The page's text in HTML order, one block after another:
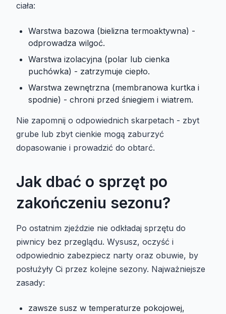
ciała:
Warstwa bazowa (bielizna termoaktywna) -
odprowadza wilgoć.
Warstwa izolacyjna (polar lub cienka
puchówka) - zatrzymuje ciepło.
Warstwa zewnętrzna (membranowa kurtka i
spodnie) - chroni przed śniegiem i wiatrem.
Nie zapomnij o odpowiednich skarpetach - zbyt
grube lub zbyt cienkie mogą zaburzyć
dopasowanie i prowadzić do obtarć.
Jak dbać o sprzęt po
zakończeniu sezonu?
Po ostatnim zjeździe nie odkładaj sprzętu do
piwnicy bez przeglądu. Wysusz, oczyść i
odpowiednio zabezpiecz narty oraz obuwie, by
posłużyły Ci przez kolejne sezony. Najważniejsze
zasady:
zawsze susz w temperaturze pokojowej,